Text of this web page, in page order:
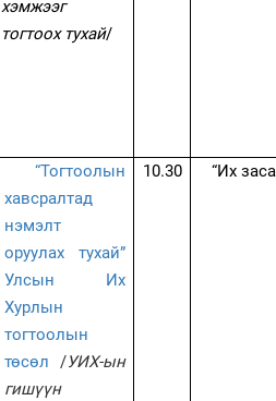
хэмжээг
тогтоох тухай/
“Тогтоолын
хавсралтад
нэмэлт
оруулах тухай”
Улсын Их
Хурлын
тогтоолын
төсөл /УИХ-ын
гишүүн
10.30 “Их